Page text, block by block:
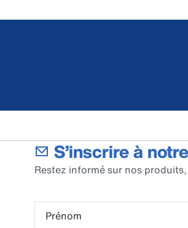
S’inscrire à
Restez informé sur nos
Prénom